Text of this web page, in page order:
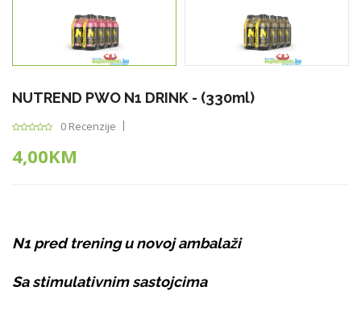
NUTREND PWO N1 DRINK - (330ml)
0 Recenzije
4,00KM
N1 pred trening u novoj ambalaži
Sa stimulativnim sastojcima